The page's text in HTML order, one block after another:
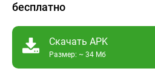
бесплатно
Скачать APK
Размер: ~ 34 Мб